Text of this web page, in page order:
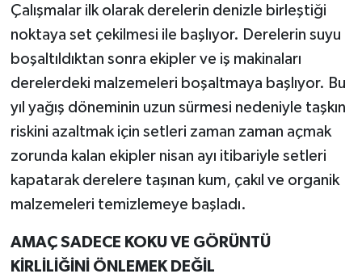
Çalışmalar ilk olarak derelerin denizle birleştiği
noktaya set çekilmesi ile başlıyor. Derelerin suyu
boşaltıldıktan sonra ekipler ve iş makinaları
derelerdeki malzemeleri boşaltmaya başlıyor. Bu
yıl yağış döneminin uzun sürmesi nedeniyle taşkın
riskini azaltmak için setleri zaman zaman açmak
zorunda kalan ekipler nisan ayı itibariyle setleri
kapatarak derelere taşınan kum, çakıl ve organik
malzemeleri temizlemeye başladı.
AMAÇ SADECE KOKU VE GÖRÜNTÜ
KİRLİLİĞİNİ ÖNLEMEK DEĞİL